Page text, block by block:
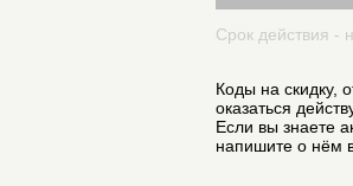
Срок действия -
Коды на скидку,
оказаться
Если вы знаете
напишите о нём